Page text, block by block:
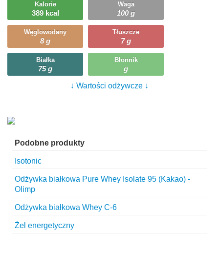
Kalorie
389 kcal
Waga
100 g
Węglowodany
8 g
Tłuszcze
7 g
Białka
75 g
Błonnik
g
↓ Wartości odżywcze ↓
Podobne produkty
Isotonic
Odżywka białkowa Pure Whey Isolate 95 (Kakao) -
Olimp
Odżywka białkowa Whey C-6
Żel energetyczny